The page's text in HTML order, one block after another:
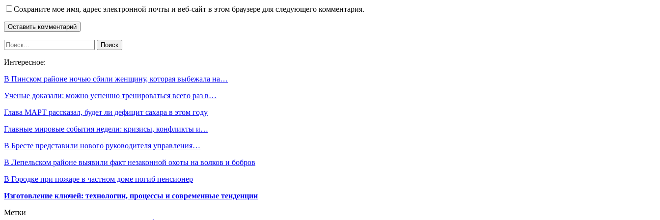
Сохраните мое имя, адрес электронной почты и веб-сайт в этом браузере для следующего комментария.
Интересное:
В Пинском районе ночью сбили женщину, которая выбежала на…
Ученые доказали: можно успешно тренироваться всего раз в…
Глава МАРТ рассказал, будет ли дефицит сахара в этом году
Главные мировые события недели: кризисы, конфликты и…
В Бресте представили нового руководителя управления…
В Лепельском районе выявили факт незаконной охоты на волков и бобров
В Городке при пожаре в частном доме погиб пенсионер
Изготовление ключей: технологии, процессы и современные тенденции
Метки